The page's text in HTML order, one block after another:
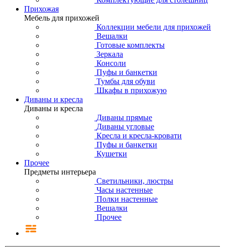
Прихожая
Мебель для прихожей
Коллекции мебели для прихожей
Вешалки
Готовые комплекты
Зеркала
Консоли
Пуфы и банкетки
Тумбы для обуви
Шкафы в прихожую
Диваны и кресла
Диваны и кресла
Диваны прямые
Диваны угловые
Кресла и кресла-кровати
Пуфы и банкетки
Кушетки
Прочее
Предметы интерьера
Светильники, люстры
Часы настенные
Полки настенные
Вешалки
Прочее